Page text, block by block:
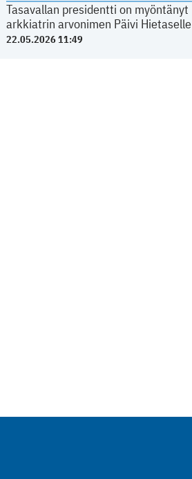
Tasavallan presidentti on myöntänyt
arkkiatrin arvonimen Päivi Hietaselle
22.05.2026 11:49